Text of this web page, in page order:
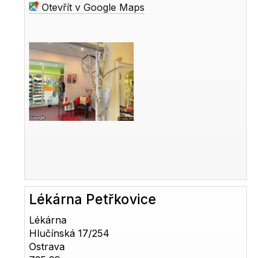
Otevřít v Google Maps
Lékárna Petřkovice
Lékárna
Hlučínská 17/254
Ostrava